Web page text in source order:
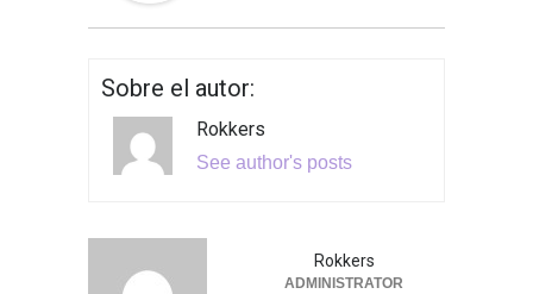
Sobre el autor:
Rokkers
See author's posts
Rokkers
ADMINISTRATOR